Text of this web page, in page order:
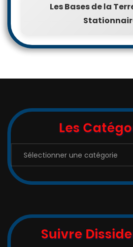
Les Bases de la
Les
Suivre